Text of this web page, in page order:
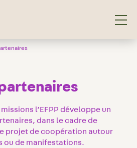
Pédagogique
l’EFPP développe un
dans le cadre de
projet de coopération autour
ou de manifestations.